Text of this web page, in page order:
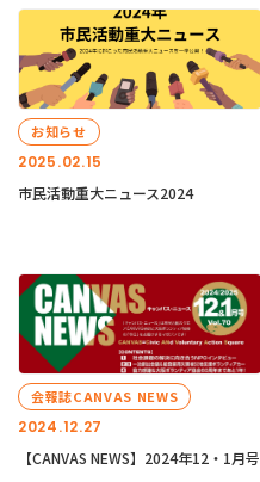
2025.02.15
お知らせ
市民活動重大ニュース2024
2024.12.27
会報誌CANVAS NEWS
【CANVAS NEWS】2024年12・1月号